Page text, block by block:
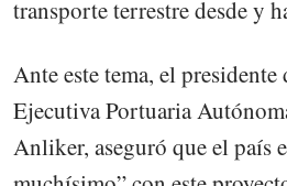
transporte terrestre desde y
Ante este tema, el
Ejecutiva Portuaria
Anliker, aseguró que el país